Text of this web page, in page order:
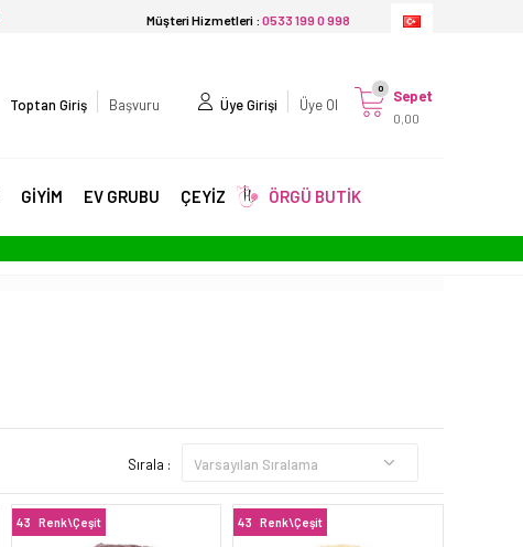
Müşteri Hizmetleri : 0533 199 0 998
Başvuru
Toptan Giriş Üye Girişi Üye Ol Sepet
0,00
0
GİYİM EV GRUBU ÇEYİZ ÖRGÜ BUTİK
Sırala :
43 Renk\Çeşit 43 Renk\Çeşit